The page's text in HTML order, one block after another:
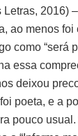
2016)
ao menos foi
como “será
essa
deixou
poeta, e a
pouco